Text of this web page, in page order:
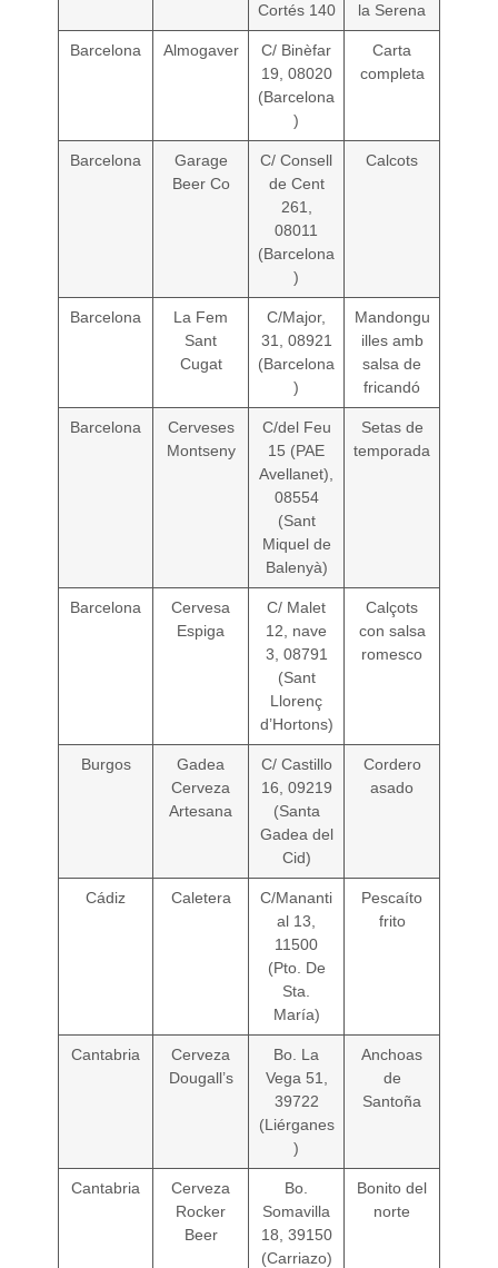
Cortés 140
la Serena
Barcelona Almogaver
C/ Binèfar
19, 08020
(Barcelona
)
Carta
completa
Barcelona
Garage
Beer Co
C/ Consell
de Cent
261,
08011
(Barcelona
)
Calcots
Barcelona
La Fem
Sant
Cugat
C/Major,
31, 08921
(Barcelona
)
Mandongu
illes amb
salsa de
fricandó
Barcelona
Cerveses
Montseny
C/del Feu
15 (PAE
Avellanet),
08554
(Sant
Miquel de
Balenyà)
Setas de
temporada
Barcelona
Cervesa
Espiga
C/ Malet
12, nave
3, 08791
(Sant
Llorenç
d’Hortons)
Calçots
con salsa
romesco
Burgos
Gadea
Cerveza
Artesana
C/ Castillo
16, 09219
(Santa
Gadea del
Cid)
Cordero
asado
Cádiz Caletera
C/Mananti
al 13,
11500
(Pto. De
Sta.
María)
Pescaíto
frito
Cantabria
Cerveza
Dougall’s
Bo. La
Vega 51,
39722
(Liérganes
)
Anchoas
de
Santoña
Cantabria
Cerveza
Rocker
Beer
Bo.
Somavilla
18, 39150
(Carriazo)
Bonito del
norte